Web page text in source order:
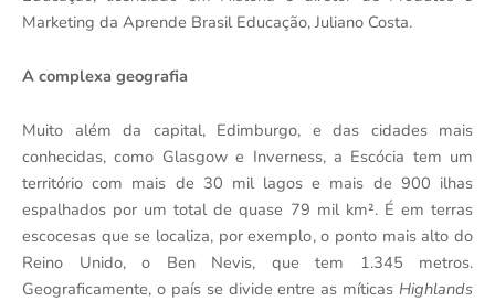
Marketing da Aprende Brasil Educação, Juliano Costa.
A complexa geografia
Muito além da capital, Edimburgo, e das cidades mais
conhecidas, como Glasgow e Inverness, a Escócia tem um
território com mais de 30 mil lagos e mais de 900 ilhas
espalhados por um total de quase 79 mil km². É em terras
escocesas que se localiza, por exemplo, o ponto mais alto do
Reino Unido, o Ben Nevis, que tem 1.345 metros.
Geograficamente, o país se divide entre as míticas Highlands